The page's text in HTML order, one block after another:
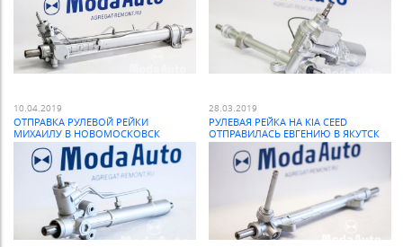
10.04.2019
ОТПРАВКА РУЛЕВОЙ РЕЙКИ
МИХАИЛУ В НОВОМОСКОВСК
28.03.2019
РУЛЕВАЯ РЕЙКА НА KIA CEED
ОТПРАВИЛАСЬ ЕВГЕНИЮ В ЯКУТСК